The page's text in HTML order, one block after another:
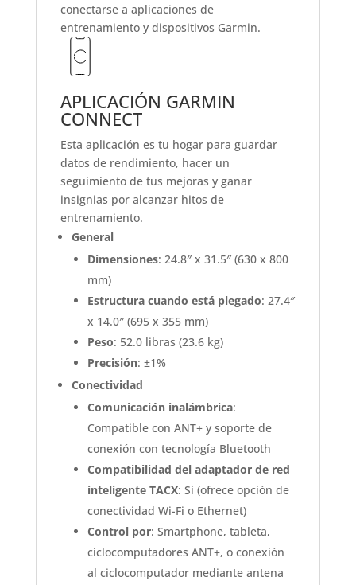
conectarse a aplicaciones de
entrenamiento y dispositivos Garmin.
APLICACIÓN GARMIN
CONNECT
Esta aplicación es tu hogar para guardar
datos de rendimiento, hacer un
seguimiento de tus mejoras y ganar
insignias por alcanzar hitos de
entrenamiento.
General
Dimensiones: 24.8″ x 31.5″ (630 x 800
mm)
Estructura cuando está plegado: 27.4″
x 14.0″ (695 x 355 mm)
Peso: 52.0 libras (23.6 kg)
Precisión: ±1%
Conectividad
Comunicación inalámbrica:
Compatible con ANT+ y soporte de
conexión con tecnología Bluetooth
Compatibilidad del adaptador de red
inteligente TACX: Sí (ofrece opción de
conectividad Wi-Fi o Ethernet)
Control por: Smartphone, tableta,
ciclocomputadores ANT+, o conexión
al ciclocomputador mediante antena